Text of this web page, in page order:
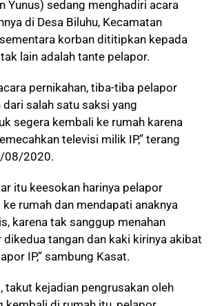
Yunus) sedang menghadiri acara
di Desa Biluhu, Kecamatan
korban dititipkan kepada
lain adalah tante pelapor.
pernikahan, tiba-tiba pelapor
salah satu saksi yang
segera kembali ke rumah karena
televisi milik IP,” terang
08/2020.
itu keesokan harinya pelapor
ke rumah dan mendapati anaknya
karena tak sanggup menahan
tangan dan kaki kirinya akibat
IP,” sambung Kasat.
takut kejadian pengrusakan oleh